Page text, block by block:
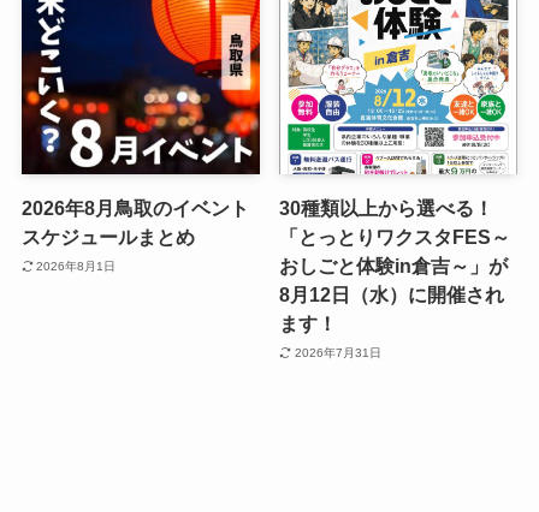
2026年8月鳥取のイベント
スケジュールまとめ
2026年8月1日
30種類以上から選べる！
「とっとりワクスタFES～
おしごと体験in倉吉～」が
8月12日（水）に開催され
ます！
2026年7月31日